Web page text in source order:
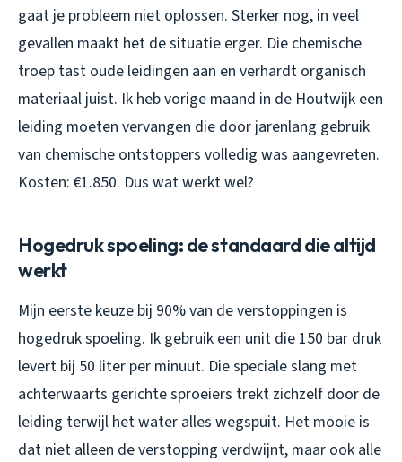
gaat je probleem niet oplossen. Sterker nog, in veel
gevallen maakt het de situatie erger. Die chemische
troep tast oude leidingen aan en verhardt organisch
materiaal juist. Ik heb vorige maand in de Houtwijk een
leiding moeten vervangen die door jarenlang gebruik
van chemische ontstoppers volledig was aangevreten.
Kosten: €1.850. Dus wat werkt wel?
Hogedruk spoeling: de standaard die altijd
werkt
Mijn eerste keuze bij 90% van de verstoppingen is
hogedruk spoeling. Ik gebruik een unit die 150 bar druk
levert bij 50 liter per minuut. Die speciale slang met
achterwaarts gerichte sproeiers trekt zichzelf door de
leiding terwijl het water alles wegspuit. Het mooie is
dat niet alleen de verstopping verdwijnt, maar ook alle